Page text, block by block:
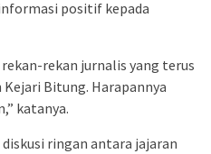
positif kepada
rekan jurnalis yang terus
Bitung. Harapannya
katanya.
ringan antara jajaran